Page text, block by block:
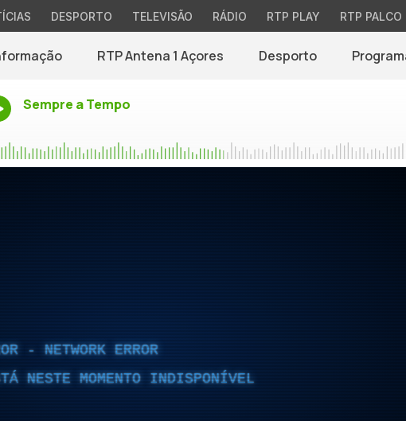
DESPORTO TELEVISÃO RÁDIO RTP PLAY RTP PALCO
RTP Antena 1 Açores Desporto
Sempre a Tempo
- NETWORK ERROR
NESTE MOMENTO INDISPONÍVEL